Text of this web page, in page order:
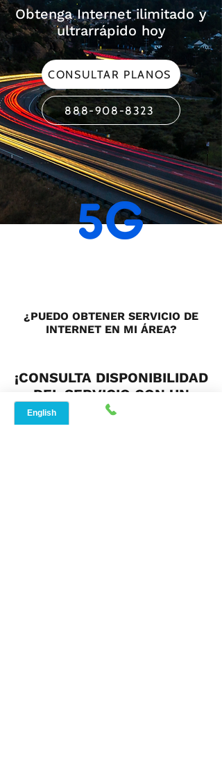
Obtenga Internet ilimitado y
ultrarrápido hoy
CONSULTAR PLANOS
888-908-8323
¿PUEDO OBTENER SERVICIO DE
INTERNET EN MI ÁREA?
¡CONSULTA DISPONIBILIDAD
DEL SERVICIO CON UN
CLIC!